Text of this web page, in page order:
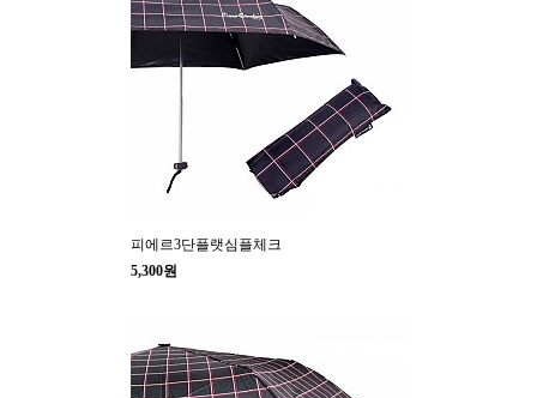
피에르3단플랫심플체크
5,300원